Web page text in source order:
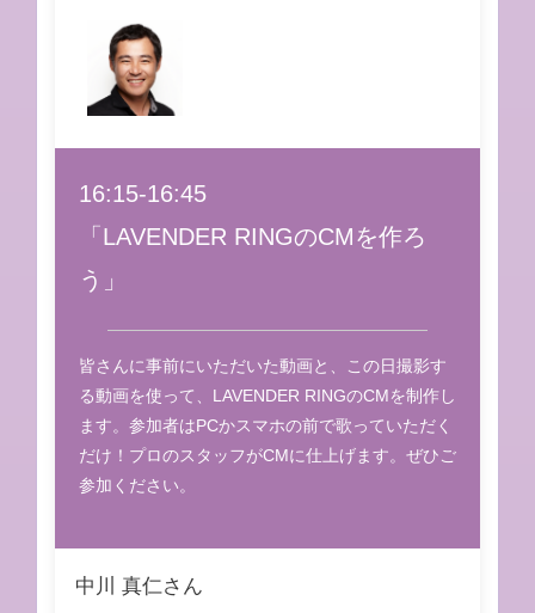
16:15-16:45
「LAVENDER RINGのCMを作ろ
う」
皆さんに事前にいただいた動画と、この日撮影す
る動画を使って、LAVENDER RINGのCMを制作し
ます。参加者はPCかスマホの前で歌っていただく
だけ！プロのスタッフがCMに仕上げます。ぜひご
参加ください。
中川 真仁さん